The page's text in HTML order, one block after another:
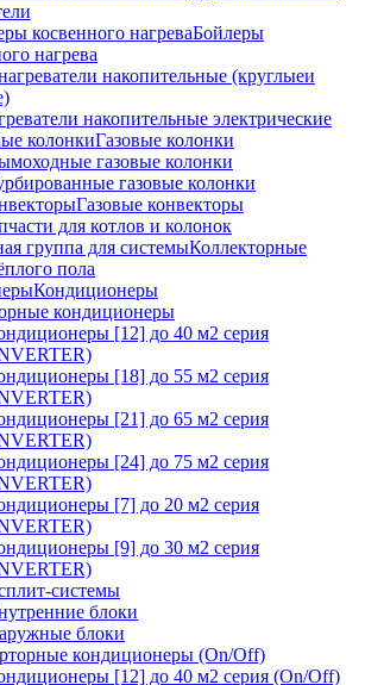
Бойлеры
нагрева
накопительные электрические
Газовые колонки
газовые колонки
газовые колонки
Газовые конвекторы
для котлов и колонок
Коллекторные
пола
Кондиционеры
кондиционеры
[12] до 40 м2 серия
[18] до 55 м2 серия
[21] до 65 м2 серия
[24] до 75 м2 серия
[7] до 20 м2 серия
[9] до 30 м2 серия
системы
блоки
блоки
кондиционеры (On/Off)
[12] до 40 м2 серия (On/Off)